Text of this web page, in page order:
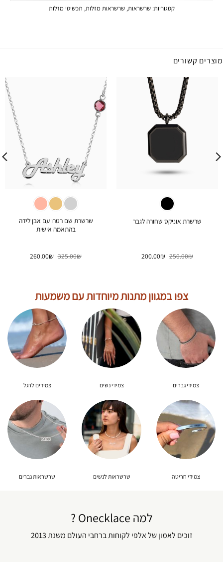
קטגוריות:שרשראות,שרשראות מזלות, תכשיטי מזלות
מוצרים קשורים
שרשרת אוניקס שחורה לגבר
250.00₪ המחיר
המקורי
200.00₪ המחיר
שרשרת שם רטרו עם אבן לידה
בהתאמה אישית
325.00₪ המחיר
המקורי
260.00₪ המחיר
צפו במגוון מתנות מיוחדות עם משמעות
צמידי גברים צמידי נשים צמידים לרגל
צמידי חריטה שרשראות לנשים שרשראות גברים
למה Onecklace ?
זוכים לאמון של אלפי לקוחות ברחבי העולם משנת 2013